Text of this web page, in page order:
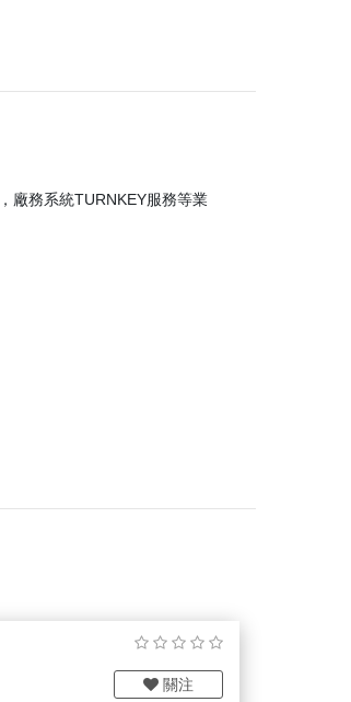
廠務系統TURNKEY服務等業
關注